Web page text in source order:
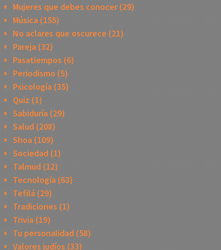
Mujeres que debes conocer(29)
Música(155)
No aclares que oscurece (21)
Pareja(32)
Pasatiempos (6)
Periodismo (5)
Psicología(35)
Quiz (1)
Sabiduría(29)
Salud (208)
Shoa(109)
Sociedad(1)
Talmud (12)
Tecnología(63)
Tefilá(29)
Tradiciones (1)
Trivia(19)
Tu personalidad(58)
Valores judíos (33)